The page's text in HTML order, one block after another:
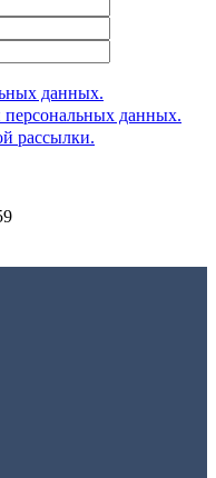
данных.
персональных данных.
рассылки.